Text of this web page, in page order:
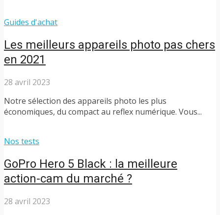
Guides d'achat
Les meilleurs appareils photo pas chers
en 2021
28 avril 2023
Notre sélection des appareils photo les plus
économiques, du compact au reflex numérique. Vous...
Nos tests
GoPro Hero 5 Black : la meilleure
action-cam du marché ?
28 avril 2023